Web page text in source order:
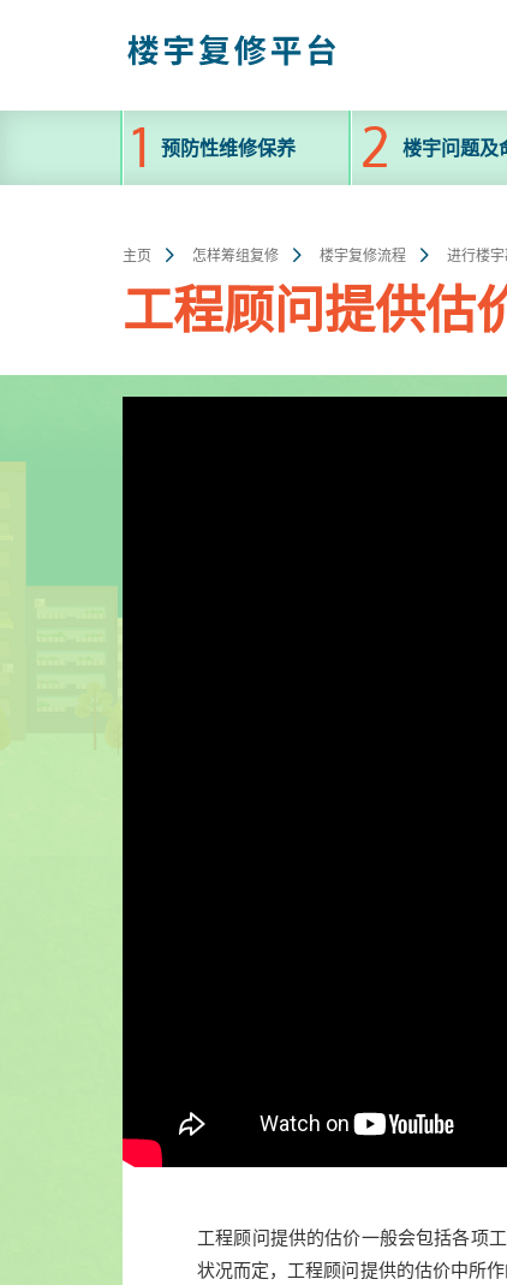
容
预防性维修保养 楼宇问题及
主页 怎样筹组复修 楼宇复修流程 进行楼
工程顾问提供估
工程顾问提供的估价一般会包括各项
状况而定，工程顾问提供的估价中所